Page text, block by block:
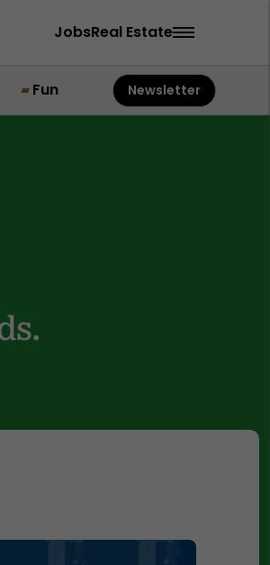
JobsReal Estate
Fun Newsletter